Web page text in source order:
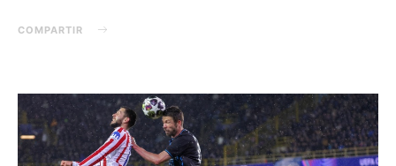
COMPARTIR